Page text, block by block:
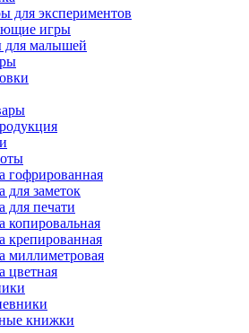
для экспериментов
игры
для малышей
гофрированная
для заметок
для печати
копировальная
крепированная
миллиметровая
цветная
книжки